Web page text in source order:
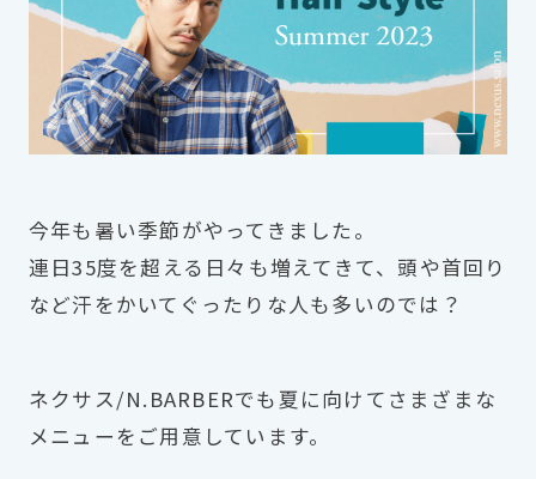
今年も暑い季節がやってきました。
連日35度を超える日々も増えてきて、頭や首回り
など汗をかいてぐったりな人も多いのでは？
ネクサス/N.BARBERでも夏に向けてさまざまな
メニューをご用意しています。